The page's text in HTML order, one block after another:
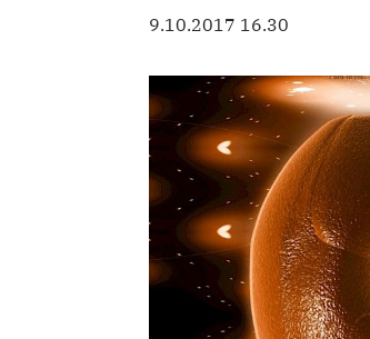
9.10.2017 16.30